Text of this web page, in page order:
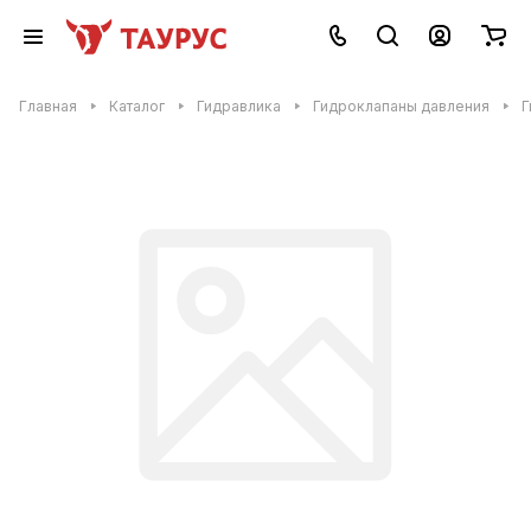
Главная Каталог Гидравлика Гидроклапаны давления